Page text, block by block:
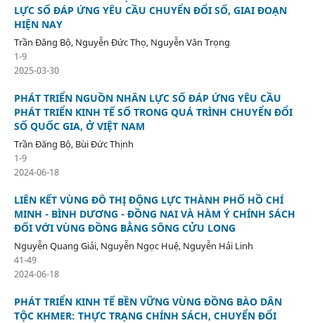
LỰC SỐ ĐÁP ỨNG YÊU CẦU CHUYỂN ĐỔI SỐ, GIAI ĐOẠN
HIỆN NAY
Trần Đăng Bộ, Nguyễn Đức Thọ, Nguyễn Văn Trọng
1-9
2025-03-30
PHÁT TRIỂN NGUỒN NHÂN LỰC SỐ ĐÁP ỨNG YÊU CẦU
PHÁT TRIỂN KINH TẾ SỐ TRONG QUÁ TRÌNH CHUYỂN ĐỔI
SỐ QUỐC GIA, Ở VIỆT NAM
Trần Đăng Bộ, Bùi Đức Thịnh
1-9
2024-06-18
LIÊN KẾT VÙNG ĐÔ THỊ ĐỘNG LỰC THÀNH PHỐ HỒ CHÍ
MINH - BÌNH DƯƠNG - ĐỒNG NAI VÀ HÀM Ý CHÍNH SÁCH
ĐỐI VỚI VÙNG ĐỒNG BẰNG SÔNG CỬU LONG
Nguyễn Quang Giải, Nguyễn Ngọc Huệ, Nguyễn Hải Linh
41-49
2024-06-18
PHÁT TRIỂN KINH TẾ BỀN VỮNG VÙNG ĐỒNG BÀO DÂN
TỘC KHMER: THỰC TRẠNG CHÍNH SÁCH, CHUYỂN ĐỔI